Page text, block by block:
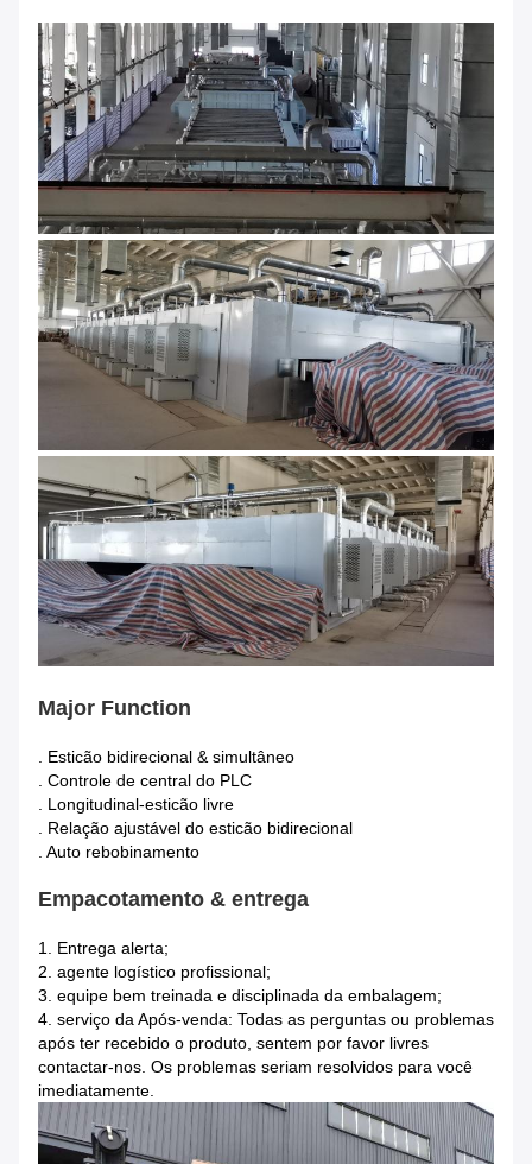
Major Function
. Esticão bidirecional & simultâneo
. Controle de central do PLC
. Longitudinal-esticão livre
. Relação ajustável do esticão bidirecional
. Auto rebobinamento
Empacotamento & entrega
1. Entrega alerta;
2. agente logístico profissional;
3. equipe bem treinada e disciplinada da embalagem;
4. serviço da Após-venda: Todas as perguntas ou problemas
após ter recebido o produto, sentem por favor livres
contactar-nos. Os problemas seriam resolvidos para você
imediatamente.